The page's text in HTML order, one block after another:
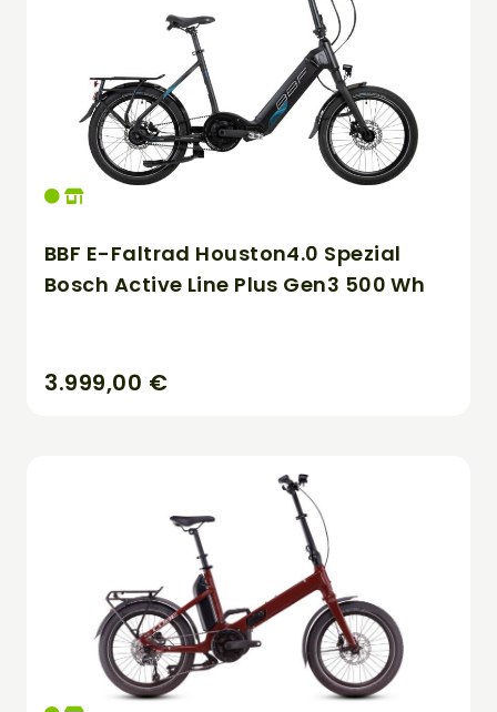
BBF E-Faltrad Houston4.0 Spezial
Bosch Active Line Plus Gen3 500 Wh
3.999,00 €